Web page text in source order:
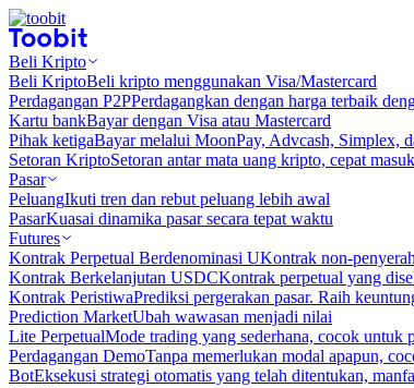
Beli Kripto
Beli KriptoBeli kripto menggunakan Visa/Mastercard
Perdagangan P2PPerdagangkan dengan harga terbaik
Kartu bankBayar dengan Visa atau Mastercard
Pihak ketigaBayar melalui MoonPay, Advcash, Simplex,
Setoran KriptoSetoran antar mata uang kripto, cepat
Pasar
PeluangIkuti tren dan rebut peluang lebih awal
PasarKuasai dinamika pasar secara tepat waktu
Futures
Kontrak Perpetual Berdenominasi UKontrak non-
Kontrak Berkelanjutan USDCKontrak perpetual yang
Kontrak PeristiwaPrediksi pergerakan pasar. Raih
Prediction MarketUbah wawasan menjadi nilai
Lite PerpetualMode trading yang sederhana, cocok untuk
Perdagangan DemoTanpa memerlukan modal apapun,
BotEksekusi strategi otomatis yang telah ditentukan,